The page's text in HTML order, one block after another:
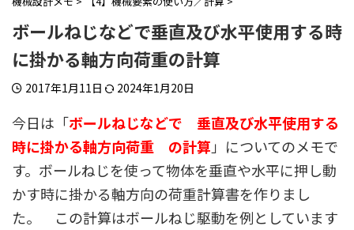
ボールねじなどで垂直及び水平使用する時
に掛かる軸方向荷重の計算
2017年1月11日 2024年1月20日
今日は「ボールねじなどで 垂直及び水平使用する
時に掛かる軸方向荷重 の計算 」についてのメモで
す。ボールねじを使って物体を垂直や水平に押し動
かす時に掛かる軸方向の荷重計算書を作りまし
た。 この計算はボールねじ駆動を例としています